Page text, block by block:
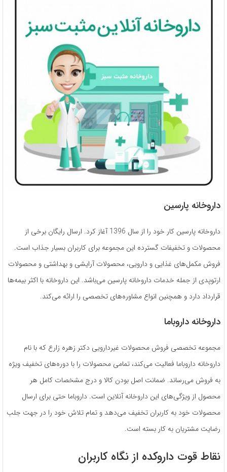
داروخانه پارسین
داروخانه پارسین کار خود را از سال 1396 آغاز کرد. ارسال رایگان برخی از
محصولات و تخفیفات گسترده این مجموعه برای کاربران بسیار جذاب است.
فروش مکمل‌های غذایی و دارویی، محصولات آرایشی و بهداشتی و محصولات
ارتوپدی از جمله خدمات داروخانه پارسین می‌باشد. این داروخانه با اکثر بیمه‌ها
قرارداد دارد و همچنین انواع مشاوره‌های تخصصی را ارائه می‌کند.
داروخانه داروباما
مجموعه تخصصی فروش محصولات غیردارویی دکتر زهره زارع که با نام
داروخانه داروباما فعالیت می‌کند، تمامی محصولات را با دوره‌های تخفیف ویژه
به فروش می‌رساند. ضمانت اصل بودن کالا و درج مشخصات کامل هر
محصول از ویژگی‌های این داروخانه آنلاین است. داروباما حتی برای ارسال
محصولات خود به کاربران تخفیف می‌دهد و تمام تلاش خود را در جهت جلب
رضایت مشتریان به کار بسته است.
نقاط قوت داروکده از نگاه کاربران